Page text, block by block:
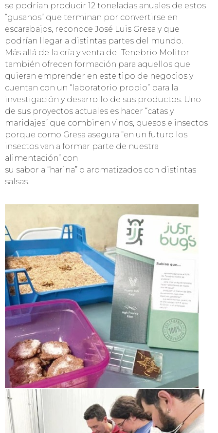
se podrían producir 12 toneladas anuales de estos
“gusanos” que terminan por convertirse en
escarabajos, reconoce José Luis Gresa y que
podrían llegar a distintas partes del mundo.
Más allá de la cría y venta del Tenebrio Molitor
también ofrecen formación para aquellos que
quieran emprender en este tipo de negocios y
cuentan con un “laboratorio propio” para la
investigación y desarrollo de sus productos. Uno
de sus proyectos actuales es hacer “catas y
maridajes” que combinen vinos, quesos e insectos
porque como Gresa asegura “en un futuro los
insectos van a formar parte de nuestra
alimentación” con
su sabor a “harina” o aromatizados con distintas
salsas.